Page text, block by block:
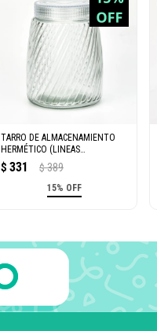
TARRO DE ALMACENAMIENTO
HERMÉTICO (LINEAS
DIAGONALES/L)
$ 331 $ 389
15% OFF